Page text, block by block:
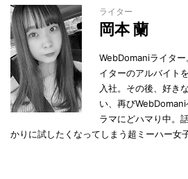
ライター
岡本 蘭
WebDomaniライタ
イターのアルバイト
入社。その後、好き
い、再び
ラマにどハマり中。
かりに試したくなってしまう超ミーハー女子